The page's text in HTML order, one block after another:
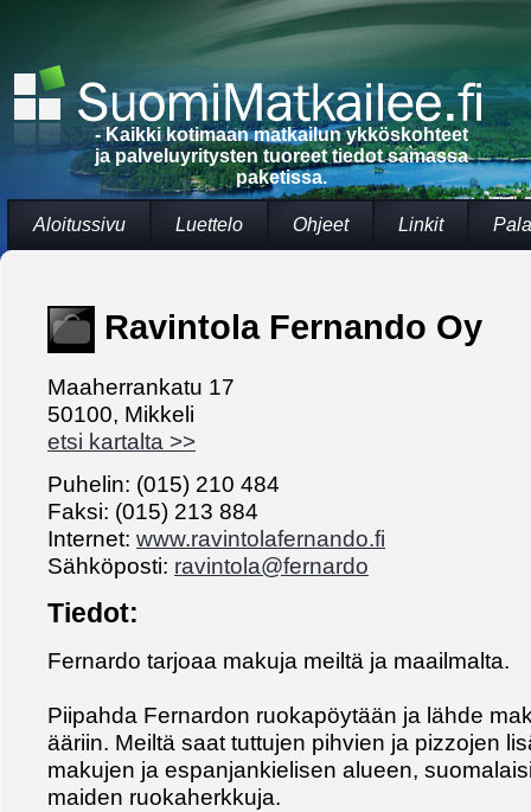
- Kaikki kotimaan matkailun ykköskohteet
ja palveluyritysten tuoreet tiedot samassa
paketissa.
Aloitussivu Luettelo Ohjeet Linkit
Ravintola Fernando Oy
Maaherrankatu 17
50100, Mikkeli
etsi kartalta >>
Puhelin: (015) 210 484
Faksi: (015) 213 884
Internet: www.ravintolafernando.fi
Sähköposti: ravintola@fernardo
Tiedot:
Fernardo tarjoaa makuja meiltä ja maailmalta.
Piipahda Fernardon ruokapöytään ja lähde
ääriin. Meiltä saat tuttujen pihvien ja pizzojen
makujen ja espanjankielisen alueen,
maiden ruokaherkkuja.